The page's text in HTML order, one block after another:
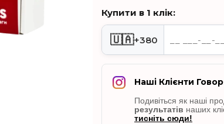
Купити в 1 клік:
🇺🇦+380
Наші Клієнти
Подивіться як наші
результатів наших
тисніть сюди!